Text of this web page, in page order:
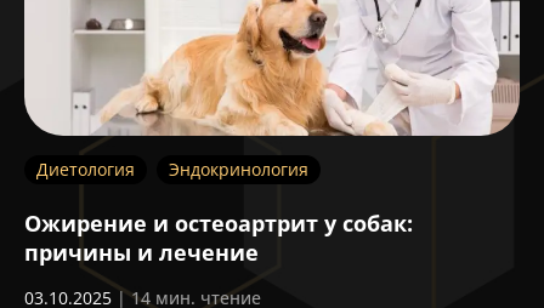
Диетология Эндокринология
Ожирение и остеоартрит у собак:
причины и лечение
03.10.2025 | 14 мин. чтение